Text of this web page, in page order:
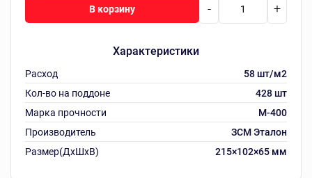
Характеристики
Расход
58 шт/м2
Кол-во на поддоне
428 шт
Марка прочности
М-400
Производитель
ЗСМ Эталон
Размер(ДхШхВ)
215×102×65 мм
- +
В корзину